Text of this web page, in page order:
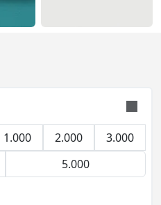
1.000 2.000
3.000
5.000
eseguito con tolleranza
di +/- 5%